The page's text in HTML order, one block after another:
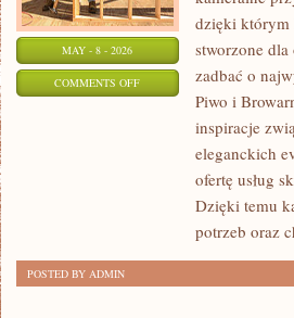
MAY - 8 - 2026
COMMENTS OFFON
CIEKAWOSTKI
dzięki którym
stworzone
zadbać o
Piwo i
inspiracje
eleganckich
ofertę usług
Dzięki temu
potrzeb oraz
POSTED BY ADMIN